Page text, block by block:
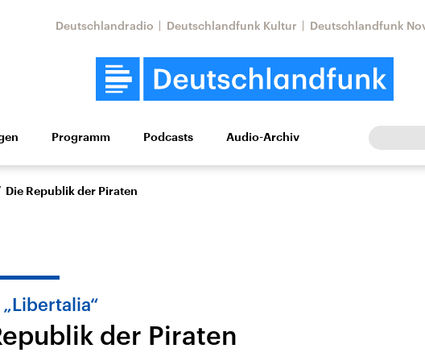
Deutschlandradio Deutschlandfunk Kultur Deutschlandfunk
Wirtschaft Wissen Kultur Europa
Musik
USA
Nahostkonflikt
Programm Podcasts Audio-Archiv
Die Republik der Piraten
der Piraten